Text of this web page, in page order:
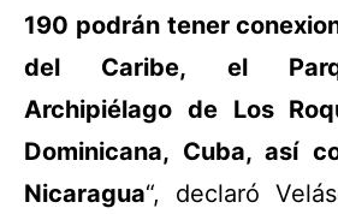
190 podrán tener
del Caribe, el
Archipiélago de Los
Dominicana, Cuba, así
Nicaragua“, declaró